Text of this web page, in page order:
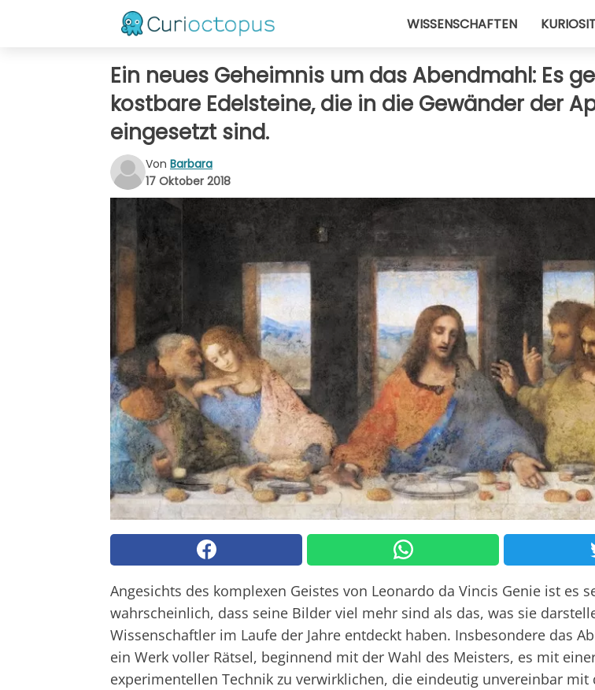
WISSENSCHAFTEN
Ein neues Geheimnis um das Abendmahl: Es
kostbare Edelsteine, die in die Gewänder der
eingesetzt sind.
Von Barbara
17 Oktober 2018
Angesichts des komplexen Geistes von Leonardo da Vincis Genie ist es
wahrscheinlich, dass seine Bilder viel mehr sind als das, was sie
Wissenschaftler im Laufe der Jahre entdeckt haben. Insbesondere das
ein Werk voller Rätsel, beginnend mit der Wahl des Meisters, es mit
experimentellen Technik zu verwirklichen, die eindeutig unvereinbar mit